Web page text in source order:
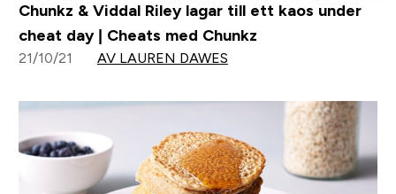
Chunkz & Viddal Riley lagar till ett kaos under
cheat day | Cheats med Chunkz
21/10/21 AV LAUREN DAWES